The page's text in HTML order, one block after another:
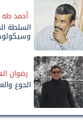
أحمد
السلطة
رضوان
الجوع